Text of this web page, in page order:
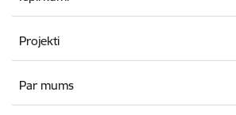
Projekti
Par mums